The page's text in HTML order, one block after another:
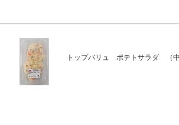
トップバリュ ポテトサラダ （